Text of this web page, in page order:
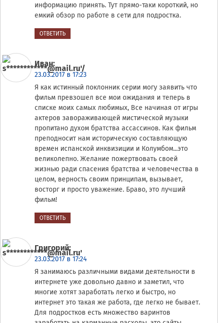
информацию принять. Тут прямо-таки короткий, но
емкий обзор по работе в сети для подростка.
ОТВЕТИТЬ
Иван:
23.03.2017 в 17:23
Я как истинный поклонник серии могу заявить что
фильм превзошел все мои ожидания и теперь в
списке моих самых любимых, Все начиная от игры
актеров завораживающей мистической музыки
пропитано духом братства ассассинов. Как фильм
преподносит нам историческую составляющую
времен испанской инквизиции и Колумбом...это
великолепно. Желание пожертвовать своей
жизнью ради спасения братства и человечества в
целом, верность своим принципам, вызывает,
восторг и просто уважение. Браво, это лучший
фильм!
ОТВЕТИТЬ
Григорий:
23.03.2017 в 17:24
Я занимаюсь различными видами деятельности в
интернете уже довольно давно и заметил, что
многие хотят заработать легко и быстро, но
интернет это такая же работа, где легко не бывает.
Для подростков есть множество варинтов